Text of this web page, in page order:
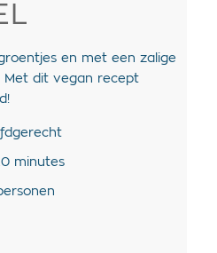
en met een zalige
Met dit vegan recept
minutes